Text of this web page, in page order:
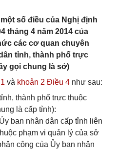
số điều của Nghị định
tháng 4 năm 2014 của
các cơ quan chuyên
tỉnh, thành phố trực
gọi chung là sở)
và khoản 2 Điều 4 như sau:
thành phố trực thuộc
là cấp tỉnh):
ban nhân dân cấp tỉnh liên
phạm vi quản lý của sở
công của Ủy ban nhân